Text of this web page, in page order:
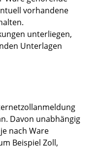
vorhandene
unterliegen,
Unterlagen
Davon unabhängig
nach Ware
Beispiel Zoll,